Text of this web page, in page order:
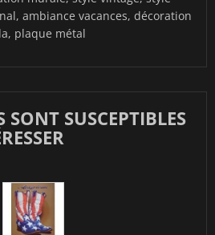
ambiance vacances, décoration
plaque métal
SONT SUSCEPTIBLES